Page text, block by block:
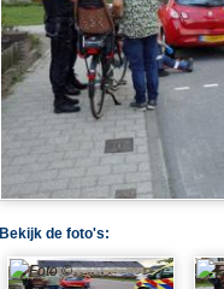
Bekijk de foto's: